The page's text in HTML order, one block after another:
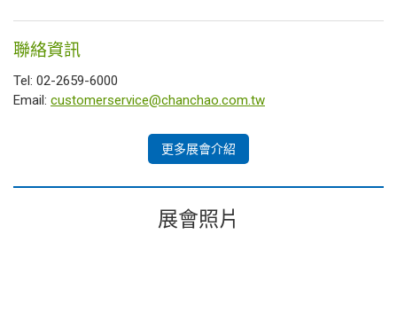
聯絡資訊
Tel: 02-2659-6000
Email: customerservice@chanchao.com.tw
更多展會介紹
展會照片